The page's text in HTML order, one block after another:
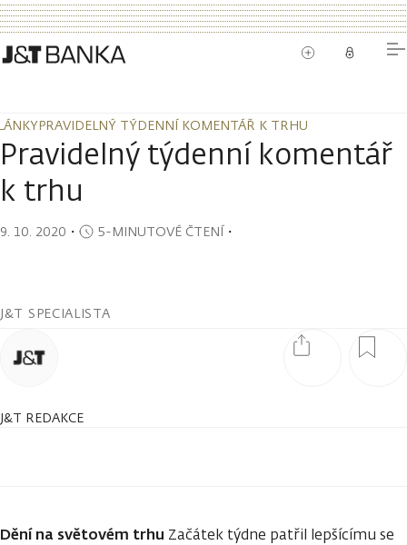
PRAVIDELNÝ TÝDENNÍ KOMENTÁŘ K TRHU
PRAVIDELNÝ TÝDENNÍ KOMENTÁŘ K TRHU
Pravidelný týdenní komentář
k trhu
9. 10. 2020 ・ 5-MINUTOVÉ ČTENÍ・
J&T SPECIALISTA
J&T REDAKCE
Dění na světovém trhu Začátek týdne patřil lepšícímu se